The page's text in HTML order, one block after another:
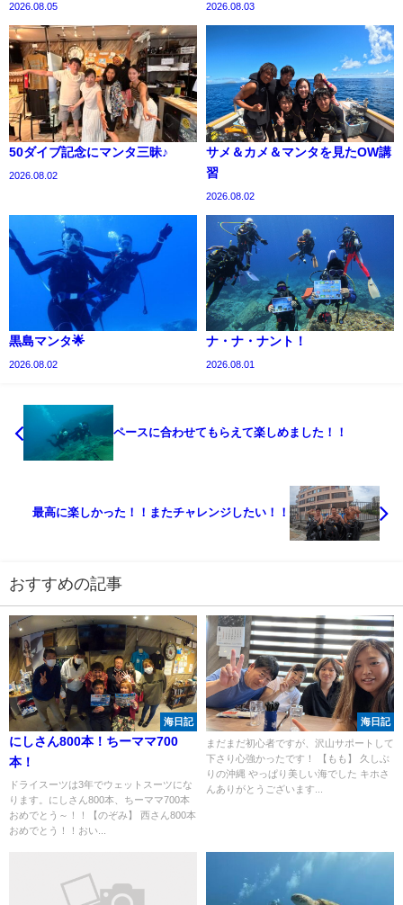
2026.08.05 2026.08.03
50ダイブ記念にマンタ三昧♪
2026.08.02
サメ＆カメ＆マンタを見たOW講
習
2026.08.02
黒島マンタ🌟
2026.08.02
ナ・ナ・ナント！
2026.08.01
ペースに合わせてもらえて楽しめました！！
最高に楽しかった！！またチャレンジしたい！！
おすすめの記事
海日記
にしさん800本！ちーママ700
本！
ドライスーツは3年でウェットスーツにな
ります。にしさん800本、ちーママ700本
おめでとう～！！【のぞみ】 西さん800本
おめでとう！！おい...
海日記
まだまだ初心者ですが、沢山サポートして
下さり心強かったです！ 【もも】 久しぶ
りの沖縄 やっぱり美しい海でした キホさ
んありがとうございます...